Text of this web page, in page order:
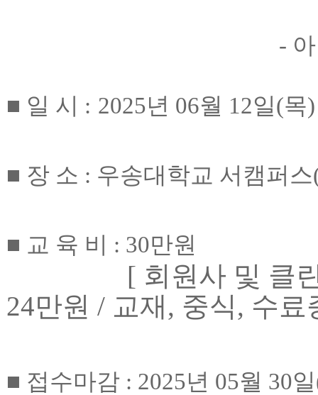
-
■ 일 시 : 2025년 06월 12일(목
■ 장 소 : 우송대학교 서캠퍼스
■ 교 육 비 : 30만원
[ 회원사 및 클
24만원 / 교재, 중식, 수료
■ 접수마감 : 2025년 05월 30일